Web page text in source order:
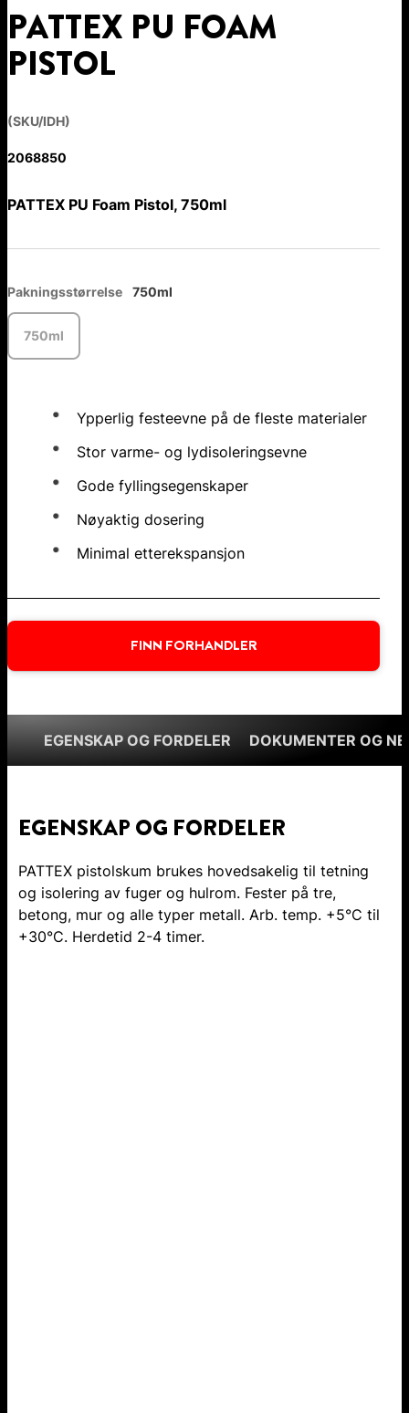
PATTEX PU FOAM
PISTOL
(SKU/IDH)
2068850
PATTEX PU Foam Pistol, 750ml
Pakningsstørrelse 750ml
750ml
Ypperlig festeevne på de fleste materialer
Stor varme- og lydisoleringsevne
Gode fyllingsegenskaper
Nøyaktig dosering
Minimal etterekspansjon
FINN FORHANDLER
EGENSKAP OG FORDELER DOKUMENTER OG
EGENSKAP OG FORDELER
PATTEX pistolskum brukes hovedsakelig til tetning
og isolering av fuger og hulrom. Fester på tre,
betong, mur og alle typer metall. Arb. temp. +5°C til
+30°C. Herdetid 2-4 timer.